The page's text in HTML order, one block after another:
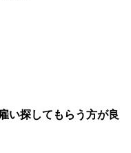
い探してもらう方が良